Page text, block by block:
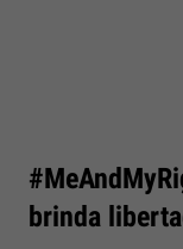
brinda